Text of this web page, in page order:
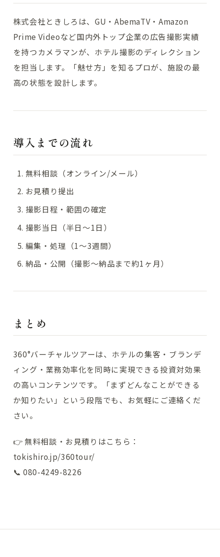
株式会社ときしろは、GU・AbemaTV・Amazon
Prime Videoなど国内外トップ企業の広告撮影実績
を持つカメラマンが、ホテル撮影のディレクション
を担当します。「魅せ方」を知るプロが、施設の最
高の状態を設計します。
導入までの流れ
無料相談（オンライン/メール）
お見積り提出
撮影日程・範囲の確定
撮影当日（半日〜1日）
編集・処理（1〜3週間）
納品・公開（撮影〜納品まで約1ヶ月）
まとめ
360°バーチャルツアーは、ホテルの集客・ブランデ
ィング・業務効率化を同時に実現できる投資対効果
の高いコンテンツです。「まずどんなことができる
か知りたい」という段階でも、お気軽にご連絡くだ
さい。
👉 無料相談・お見積りはこちら：
tokishiro.jp/360tour/
📞 080-4249-8226